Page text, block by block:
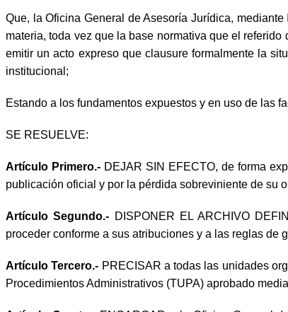
Que, la Oficina General de Asesoría Jurídica,
materia, toda vez que la base normativa que el
emitir un acto expreso que clausure formalmente la
institucional;
Estando a los fundamentos expuestos y en uso de las
SE RESUELVE:
Artículo Primero.- DEJAR SIN EFECTO, de forma
publicación oficial y por la pérdida sobreviniente de su
Artículo Segundo.- DISPONER EL ARCHIVO
proceder conforme a sus atribuciones y a las reglas de
Artículo Tercero.- PRECISAR a todas las unidades
Procedimientos Administrativos (TUPA) aprobado